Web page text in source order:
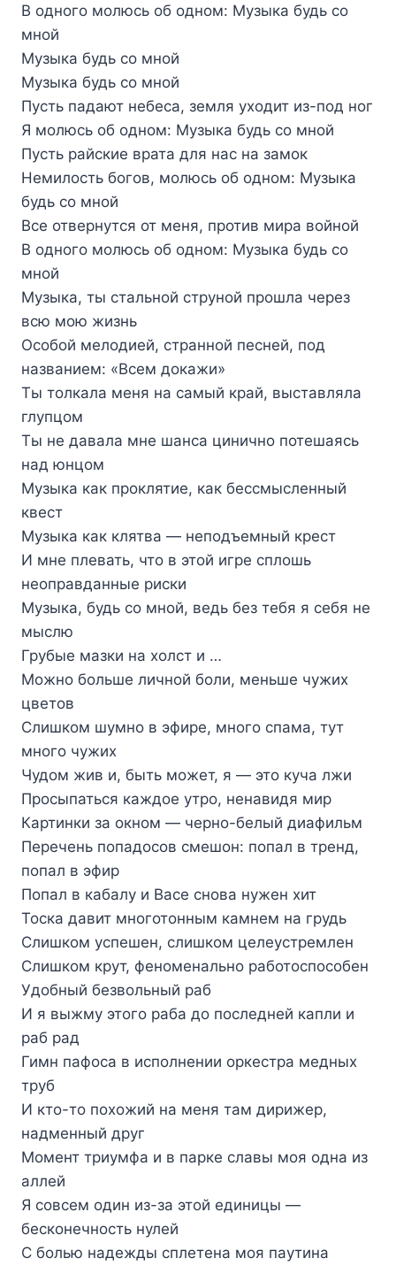
В одного молюсь об одном: Музыка будь со
мной
Музыка будь со мной
Музыка будь со мной
Пусть падают небеса, земля уходит из-под ног
Я молюсь об одном: Музыка будь со мной
Пусть райские врата для нас на замок
Немилость богов, молюсь об одном: Музыка
будь со мной
Все отвернутся от меня, против мира войной
В одного молюсь об одном: Музыка будь со
мной
Музыка, ты стальной струной прошла через
всю мою жизнь
Особой мелодией, странной песней, под
названием: «Всем докажи»
Ты толкала меня на самый край, выставляла
глупцом
Ты не давала мне шанса цинично потешаясь
над юнцом
Музыка как проклятие, как бессмысленный
квест
Музыка как клятва — неподъемный крест
И мне плевать, что в этой игре сплошь
неоправданные риски
Музыка, будь со мной, ведь без тебя я себя не
мыслю
Грубые мазки на холст и …
Можно больше личной боли, меньше чужих
цветов
Слишком шумно в эфире, много спама, тут
много чужих
Чудом жив и, быть может, я — это куча лжи
Просыпаться каждое утро, ненавидя мир
Картинки за окном — черно-белый диафильм
Перечень попадосов смешон: попал в тренд,
попал в эфир
Попал в кабалу и Васе снова нужен хит
Тоска давит многотонным камнем на грудь
Слишком успешен, слишком целеустремлен
Слишком крут, феноменально работоспособен
Удобный безвольный раб
И я выжму этого раба до последней капли и
раб рад
Гимн пафоса в исполнении оркестра медных
труб
И кто-то похожий на меня там дирижер,
надменный друг
Момент триумфа и в парке славы моя одна из
аллей
Я совсем один из-за этой единицы —
бесконечность нулей
С болью надежды сплетена моя паутина